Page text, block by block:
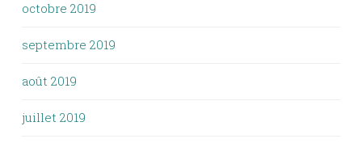
octobre 2019
septembre 2019
août 2019
juillet 2019